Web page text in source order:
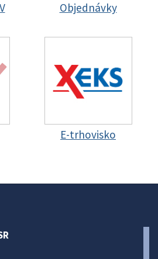
Objednávky
E-trhovisko